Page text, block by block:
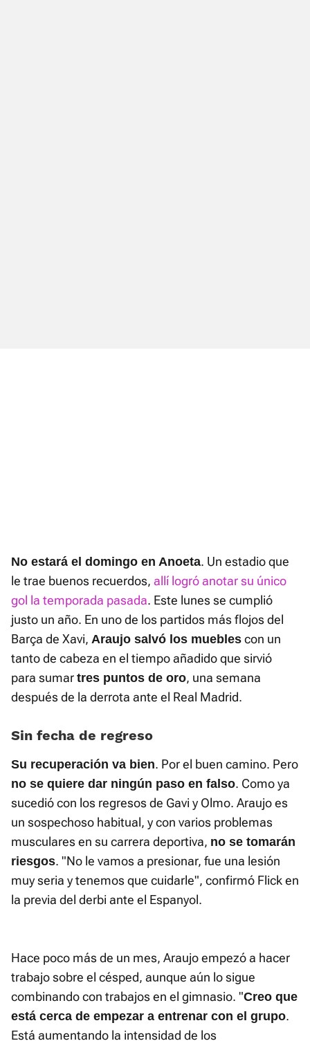
No estará el domingo en Anoeta. Un estadio que
le trae buenos recuerdos, allí logró anotar su único
gol la temporada pasada. Este lunes se cumplió
justo un año. En uno de los partidos más flojos del
Barça de Xavi, Araujo salvó los muebles con un
tanto de cabeza en el tiempo añadido que sirvió
para sumar tres puntos de oro, una semana
después de la derrota ante el Real Madrid.
Sin fecha de regreso
Su recuperación va bien. Por el buen camino. Pero
no se quiere dar ningún paso en falso. Como ya
sucedió con los regresos de Gavi y Olmo. Araujo es
un sospechoso habitual, y con varios problemas
musculares en su carrera deportiva, no se tomarán
riesgos. "No le vamos a presionar, fue una lesión
muy seria y tenemos que cuidarle", confirmó Flick en
la previa del derbi ante el Espanyol.
Hace poco más de un mes, Araujo empezó a hacer
trabajo sobre el césped, aunque aún lo sigue
combinando con trabajos en el gimnasio. "Creo que
está cerca de empezar a entrenar con el grupo.
Está aumentando la intensidad de los